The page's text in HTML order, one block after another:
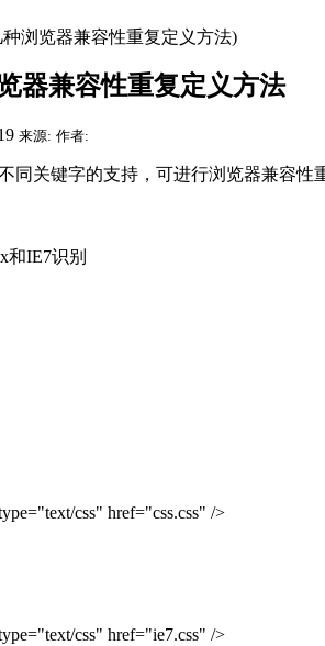
种浏览器兼容性重复定义方法)
器兼容性重复定义方法
来源: 作者:
同关键字的支持，可进行浏览器兼容性
和IE7识别
css" href="css.css" />
css" href="ie7.css" />